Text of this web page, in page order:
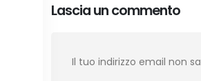
Lascia un commento
Il tuo indirizzo email non